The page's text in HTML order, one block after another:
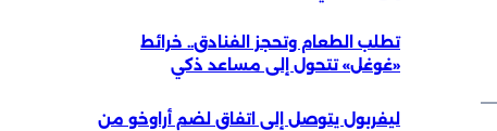
تطلب الطعام وتحجز الفنادق.. خرائط
«غوغل» تتحول إلى مساعد ذكي
ليفربول يتوصل إلى اتفاق لضم أراوخو من